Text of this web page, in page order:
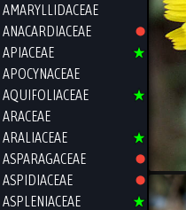
AMARYLLIDACEAE
ANACARDIACEAE
APIACEAE
APOCYNACEAE
AQUIFOLIACEAE
ARACEAE
ARALIACEAE
ASPARAGACEAE
ASPIDIACEAE
ASPLENIACEAE